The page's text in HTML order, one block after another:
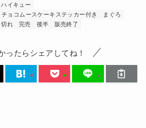
ハイキュー
ョコムースケーキステッカー付き
まぐろ
れ 完売 後半 販売終了
ったらシェアしてね！